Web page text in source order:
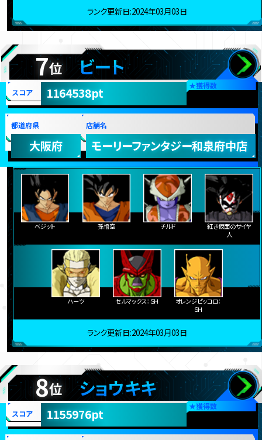
ランク更新日:2024年03月03日
7位 ビート
★獲得数
スコア 1164538pt
都道府県
大阪府
店舗名
モーリーファンタジー和泉府中店
ベジット 孫悟空 チルド
紅き仮面のサイヤ
人
ハーツ セルマックス：ＳＨ
オレンジピッコロ：
ＳＨ
ランク更新日:2024年03月03日
8位 ショウキキ
★獲得数
スコア 1155976pt